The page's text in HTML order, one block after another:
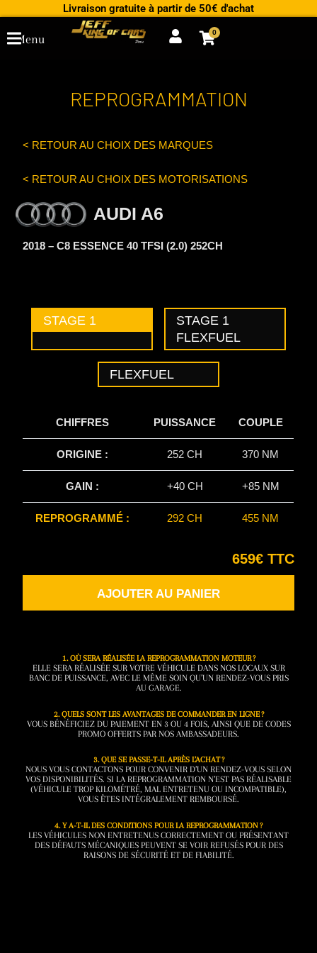
contenu
Livraison gratuite à partir de 50€ d'achat
0
Cart
Menu
REPROGRAMMATION
< RETOUR AU CHOIX DES MARQUES
< RETOUR AU CHOIX DES MOTORISATIONS
AUDI A6
2018 – C8 ESSENCE 40 TFSI (2.0) 252CH
STAGE 1
STAGE 1
FLEXFUEL
FLEXFUEL
CHIFFRES PUISSANCE COUPLE
ORIGINE : 252 CH 370 NM
GAIN : +40 CH +85 NM
REPROGRAMMÉ : 292 CH 455 NM
659€ TTC
AJOUTER AU PANIER
1. OÙ SERA RÉALISÉE LA REPROGRAMMATION MOTEUR ?
ELLE SERA RÉALISÉE SUR VOTRE VÉHICULE DANS NOS LOCAUX SUR
BANC DE PUISSANCE, AVEC LE MÊME SOIN QU’UN RENDEZ-VOUS PRIS
AU GARAGE.
2. QUELS SONT LES AVANTAGES DE COMMANDER EN LIGNE ?
VOUS BÉNÉFICIEZ DU PAIEMENT EN 3 OU 4 FOIS, AINSI QUE DE CODES
PROMO OFFERTS PAR NOS AMBASSADEURS.
3. QUE SE PASSE-T-IL APRÈS L’ACHAT ?
NOUS VOUS CONTACTONS POUR CONVENIR D’UN RENDEZ-VOUS SELON
VOS DISPONIBILITÉS. SI LA REPROGRAMMATION N’EST PAS RÉALISABLE
(VÉHICULE TROP KILOMÉTRÉ, MAL ENTRETENU OU INCOMPATIBLE),
VOUS ÊTES INTÉGRALEMENT REMBOURSÉ.
4. Y A-T-IL DES CONDITIONS POUR LA REPROGRAMMATION ?
LES VÉHICULES NON ENTRETENUS CORRECTEMENT OU PRÉSENTANT
DES DÉFAUTS MÉCANIQUES PEUVENT SE VOIR REFUSÉS POUR DES
RAISONS DE SÉCURITÉ ET DE FIABILITÉ.